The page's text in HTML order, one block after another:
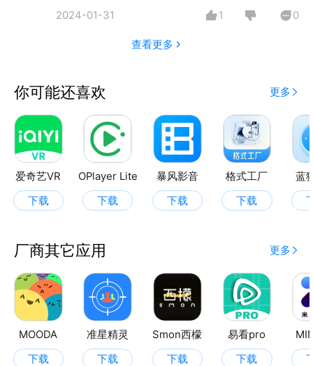
2024-01-31 1 0
查看更多
你可能还喜欢 更多
爱奇艺VR
下载
OPlayer Lite
下载
暴风影音
下载
格式工厂
下载
蓝
厂商其它应用 更多
MOODA
下载
准星精灵
下载
Smon西檬
下载
易看pro
下载